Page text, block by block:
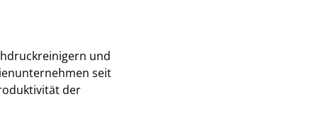
und
seit
der